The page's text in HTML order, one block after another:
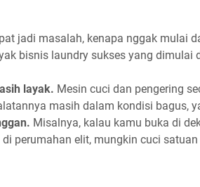
jadi masalah, kenapa nggak mulai
bisnis laundry sukses yang dimulai
layak. Mesin cuci dan pengering
masih dalam kondisi bagus,
Misalnya, kalau kamu buka di
perumahan elit, mungkin cuci